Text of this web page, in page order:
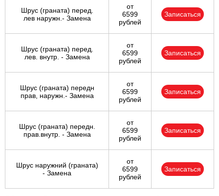
Шрус (граната) перед.
лев наружн.- Замена
от
6599
рублей
Записаться
Шрус (граната) перед.
лев. внутр. - Замена
от
6599
рублей
Записаться
Шрус (граната) передн
прав, наружн.- Замена
от
6599
рублей
Записаться
Шрус (граната) передн.
прав.внутр. - Замена
от
6599
рублей
Записаться
Шрус наружний (граната)
- Замена
от
6599
рублей
Записаться